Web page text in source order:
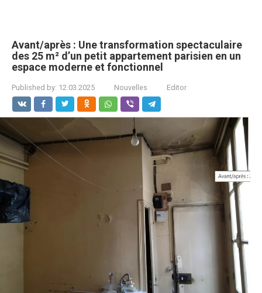
Avant/après : Une transformation spectaculaire
des 25 m² d’un petit appartement parisien en un
espace moderne et fonctionnel
Published by: 12.03.2025 Nouvelles Editor